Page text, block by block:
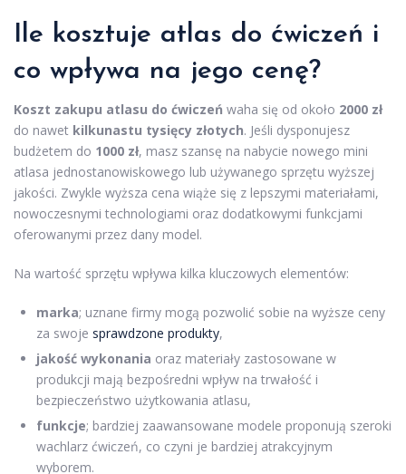
Ile kosztuje atlas do ćwiczeń i
co wpływa na jego cenę?
Koszt zakupu atlasu do ćwiczeń waha się od około 2000 zł
do nawet kilkunastu tysięcy złotych. Jeśli dysponujesz
budżetem do 1000 zł, masz szansę na nabycie nowego mini
atlasa jednostanowiskowego lub używanego sprzętu wyższej
jakości. Zwykle wyższa cena wiąże się z lepszymi materiałami,
nowoczesnymi technologiami oraz dodatkowymi funkcjami
oferowanymi przez dany model.
Na wartość sprzętu wpływa kilka kluczowych elementów:
marka; uznane firmy mogą pozwolić sobie na wyższe ceny
za swoje sprawdzone produkty,
jakość wykonania oraz materiały zastosowane w
produkcji mają bezpośredni wpływ na trwałość i
bezpieczeństwo użytkowania atlasu,
funkcje; bardziej zaawansowane modele proponują szeroki
wachlarz ćwiczeń, co czyni je bardziej atrakcyjnym
wyborem.